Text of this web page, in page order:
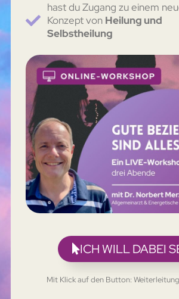
hast du Zugang zu einem
Konzept von Heilung und
Selbstheilung
ICH WILL DABEI
Mit Klick auf den Button: